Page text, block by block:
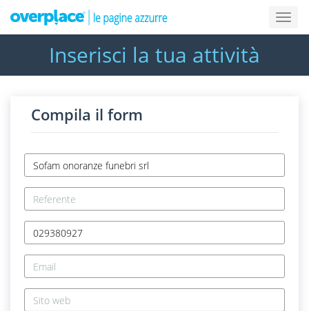
Inserisci la tua attività
Compila il form